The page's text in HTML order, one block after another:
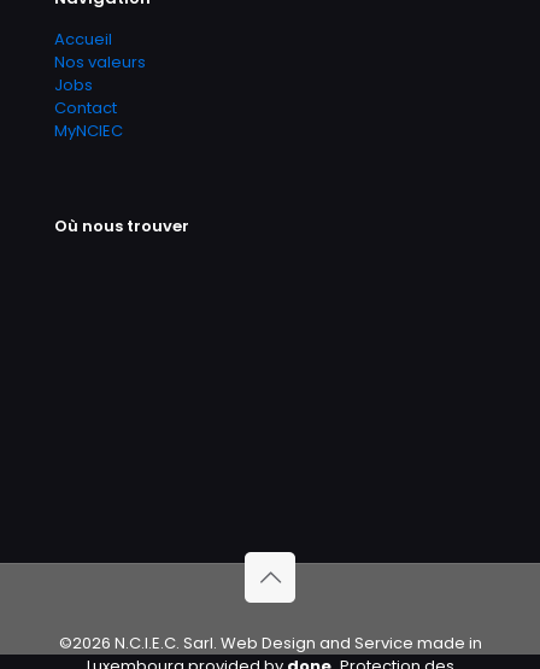
Accueil
Nos valeurs
Jobs
Contact
MyNCIEC
Où nous trouver
©2026 N.C.I.E.C. Sarl. Web Design and Service made in